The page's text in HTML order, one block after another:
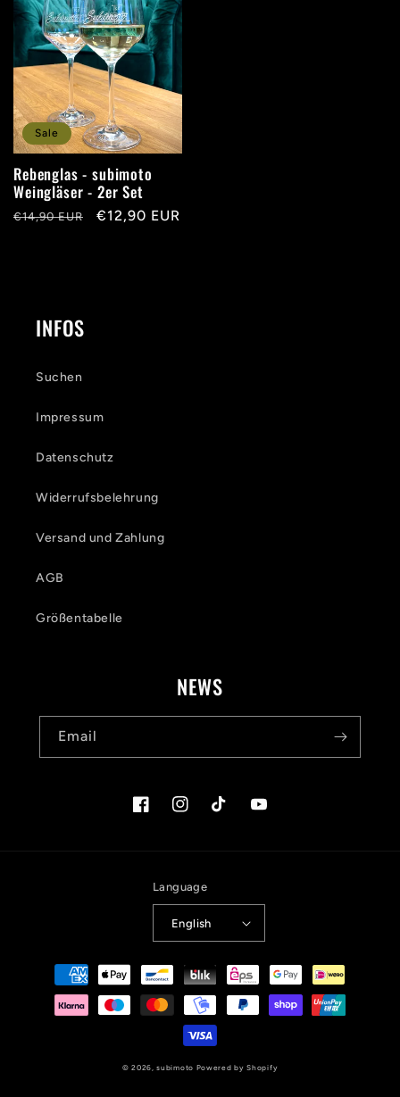
Sale
Rebenglas - subimoto
Weingläser - 2er Set
Regular
€14,90 EUR
Sale
€12,90 EUR
INFOS
Suchen
Impressum
Datenschutz
Widerrufsbelehrung
Versand und Zahlung
AGB
Größentabelle
NEWS
Email
FacebookInstagramTikTok YouTube
Language
English
Payment
methods
© 2026,subimoto Powered by Shopify